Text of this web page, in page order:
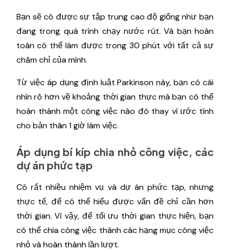
Bạn sẽ có được sự tập trung cao độ giống như bạn
đang trong quá trình chạy nước rút. Và bạn hoàn
toàn có thể làm được trong 30 phút với tất cả sự
chăm chỉ của mình.
Từ việc áp dụng định luật Parkinson này, bạn có cái
nhìn rõ hơn về khoảng thời gian thực mà bạn có thể
hoàn thành một công việc nào đó thay vì ước tính
cho bản thân 1 giờ làm việc.
Áp dụng bí kíp chia nhỏ công việc, các
dự án phức tạp
Có rất nhiều nhiệm vụ và dự án phức tạp, nhưng
thực tế, để có thể hiểu được vấn đề chỉ cần hơn
thời gian. Vì vậy, để tối ưu thời gian thực hiện, bạn
có thể chia công việc thành các hạng mục công việc
nhỏ và hoàn thành lần lượt.